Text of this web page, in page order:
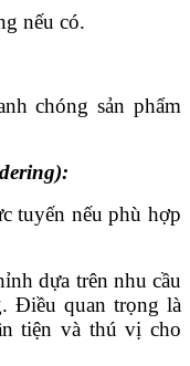
nếu có.
chóng sản phẩm
tuyến nếu phù hợp
dựa trên nhu cầu
Điều quan trọng là
tiện và thú vị cho